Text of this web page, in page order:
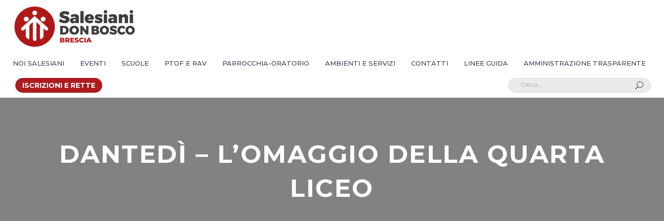
NOI SALESIANI EVENTI SCUOLE PTOF E RAV PARROCCHIA-ORATORIO AMBIENTI E SERVIZI CONTATTI LINEE GUIDA AMMINISTRAZIONE TRASPARENTE
ISCRIZIONI E RETTE U
DANTEDÌ – L’OMAGGIO DELLA QUARTA
LICEO